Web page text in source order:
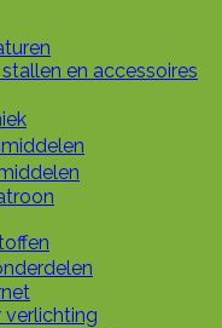
en accessoires
verlichting